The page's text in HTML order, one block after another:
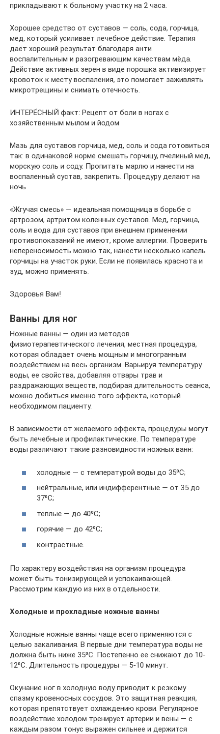
прикладывают к больному участку на 2 часа.
Хорошее средство от суставов — соль, сода, горчица,
мед, который усиливает лечебное действие. Терапия
даёт хороший результат благодаря анти
воспалительным и разогревающим качествам мёда.
Действие активных зерен в виде порошка активизирует
кровоток к месту воспаления, это помогает заживлять
микротрещины и снимать отечность.
ИНТЕРЕ́СНЫЙ факт: Рецепт от боли в ногах с
хозяйственным мылом и йодом
Мазь для суставов горчица, мед, соль и сода готовиться
так: в одинаковой норме смешать горчицу, пчелиный мед,
морскую соль и соду. Пропитать марлю и нанести на
воспаленный сустав, закрепить. Процедуру делают на
ночь
«Жгучая смесь» — идеальная помощница в борьбе с
артрозом, артритом коленных суставов. Мед, горчица,
соль и вода для суставов при внешнем применении
противопоказаний не имеют, кроме аллергии. Проверить
непереносимость можно так, нанести несколько капель
горчицы на участок руки. Если не появилась краснота и
зуд, можно применять.
Здоровья Вам!
Ванны для ног
Ножные ванны — один из методов
физиотерапевтического лечения, местная процедура,
которая обладает очень мощным и многогранным
воздействием на весь организм. Варьируя температуру
воды, ее свойства, добавляя отвары трав и
раздражающих веществ, подбирая длительность сеанса,
можно добиться именно того эффекта, который
необходимом пациенту.
В зависимости от желаемого эффекта, процедуры могут
быть лечебные и профилактические. По температуре
воды различают такие разновидности ножных ванн:
холодные — с температурой воды до 35⁰C;
нейтральные, или индифферентные — от 35 до
37⁰C;
теплые — до 40⁰C;
горячие — до 42⁰C;
контрастные.
По характеру воздействия на организм процедура
может быть тонизирующей и успокаивающей.
Рассмотрим каждую из них в отдельности.
Холодные и прохладные ножные ванны
Холодные ножные ванны чаще всего применяются с
целью закаливания. В первые дни температура воды не
должна быть ниже 35⁰C. Постепенно ее снижают до 10-
12⁰С. Длительность процедуры — 5-10 минут.
Окунание ног в холодную воду приводит к резкому
спазму кровеносных сосудов. Это защитная реакция,
которая препятствует охлаждению крови. Регулярное
воздействие холодом тренирует артерии и вены — с
каждым разом тонус выражен сильнее и держится